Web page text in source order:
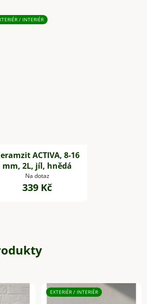
/ INTERIÉR
ACTIVA, 8-16
mm, 2L, jíl, hnědá
Na dotaz
339 Kč
EXTERIÉR / INTERIÉR